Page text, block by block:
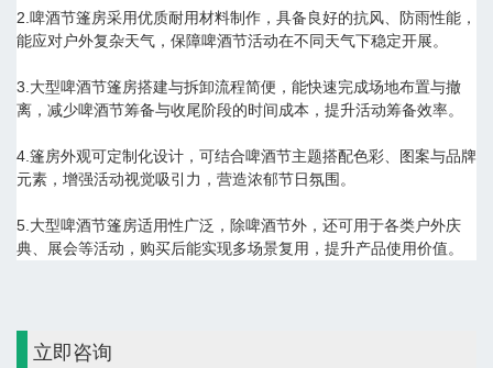
2.啤酒节篷房采用优质耐用材料制作，具备良好的抗风、防雨性能，
能应对户外复杂天气，保障啤酒节活动在不同天气下稳定开展。
3.大型啤酒节篷房搭建与拆卸流程简便，能快速完成场地布置与撤
离，减少啤酒节筹备与收尾阶段的时间成本，提升活动筹备效率。
4.篷房外观可定制化设计，可结合啤酒节主题搭配色彩、图案与品牌
元素，增强活动视觉吸引力，营造浓郁节日氛围。
5.大型啤酒节篷房适用性广泛，除啤酒节外，还可用于各类户外庆
典、展会等活动，购买后能实现多场景复用，提升产品使用价值。
立即咨询